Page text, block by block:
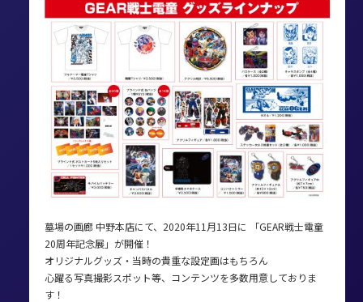
墓場の画廊 中野本店にて、2020年11月13日に 「GEAR戦士電童
20周年記念展」が開催！
オリジナルグッズ・当時の貴重な設定画はもちろん
心躍る写真撮影スポット等、コンテンツを多数用意しておりま
す！